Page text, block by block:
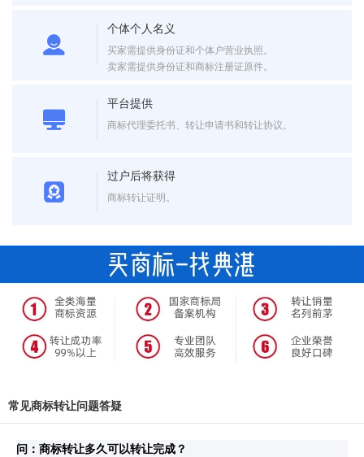
个体个人名义
买家需提供身份证和个体户营业执照。
卖家需提供身份证和商标注册证原件。
平台提供
商标代理委托书、转让申请书和转让协议。
过户后将获得
商标转让证明。
常见商标转让问题答疑
问：商标转让多久可以转让完成？